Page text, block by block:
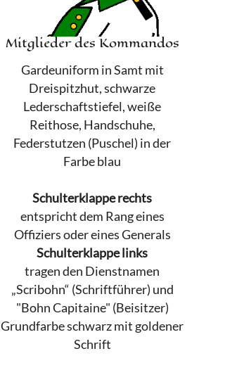
Mitglieder des Kommandos
Gardeuniform in Samt mit
Dreispitzhut, schwarze
Lederschaftstiefel, weiße
Reithose, Handschuhe,
Federstutzen (Puschel) in der
Farbe blau
Schulterklappe rechts
entspricht dem Rang eines
Offiziers oder eines Generals
Schulterklappe links
tragen den Dienstnamen
„Scribohn“ (Schriftführer) und
"Bohn Capitaine" (Beisitzer)
Grundfarbe schwarz mit goldener
Schrift